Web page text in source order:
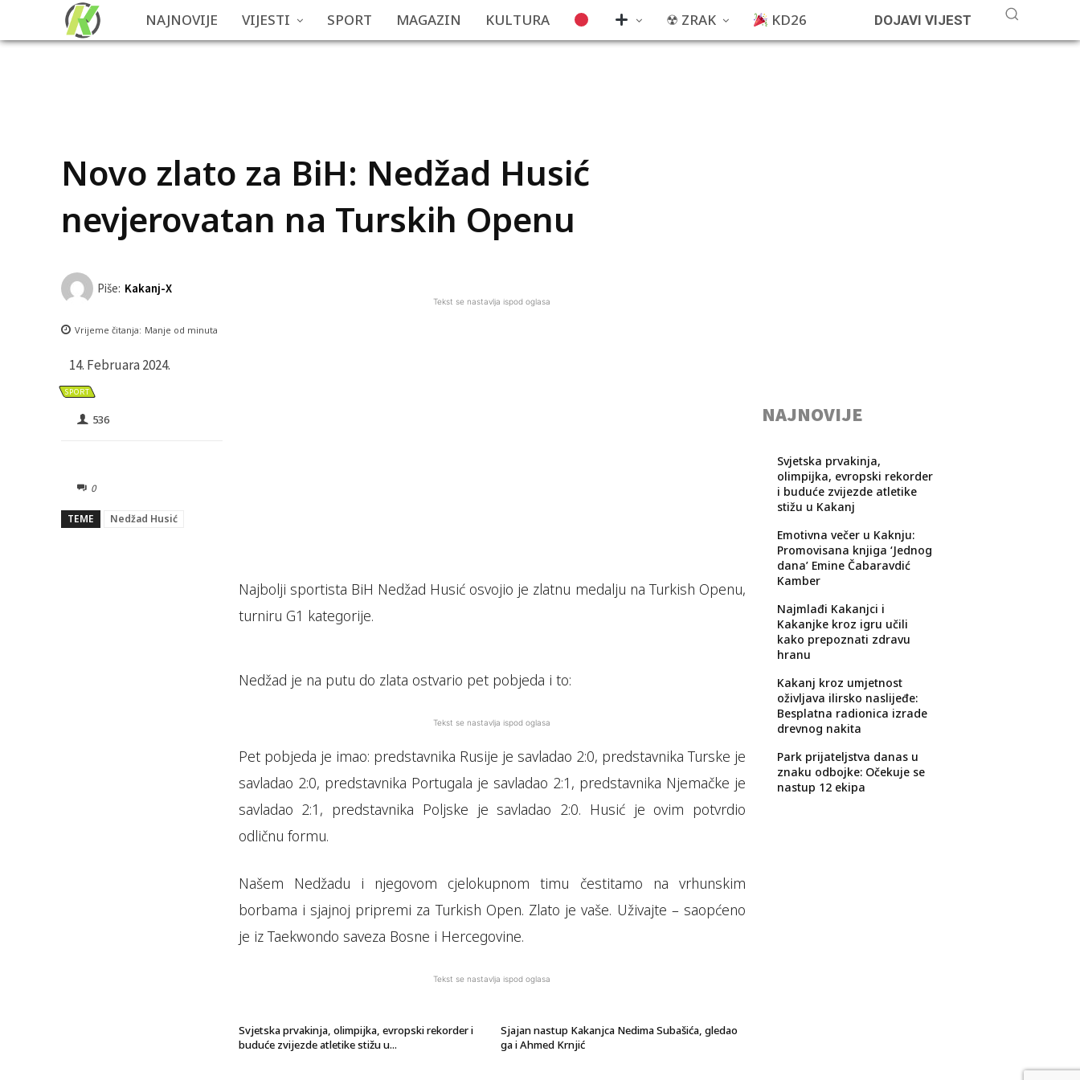
NAJNOVIJE VIJESTI SPORT MAGAZIN KULTURA ☢ ZRAK KD26 DOJAVI VIJEST
Novo zlato za BiH: Nedžad Husić
nevjerovatan na Turskih Openu
Piše: Kakanj-X
Vrijeme čitanja: Manje od minuta
14. Februara 2024.
SPORT
536
0
TEME Nedžad Husić
Tekst se nastavlja ispod oglasa
Najbolji sportista BiH Nedžad Husić osvojio je zlatnu medalju na Turkish Openu,
turniru G1 kategorije.
Nedžad je na putu do zlata ostvario pet pobjeda i to:
Tekst se nastavlja ispod oglasa
Pet pobjeda je imao: predstavnika Rusije je savladao 2:0, predstavnika Turske je
savladao 2:0, predstavnika Portugala je savladao 2:1, predstavnika Njemačke je
savladao 2:1, predstavnika Poljske je savladao 2:0. Husić je ovim potvrdio
odličnu formu.
Našem Nedžadu i njegovom cjelokupnom timu čestitamo na vrhunskim
borbama i sjajnoj pripremi za Turkish Open. Zlato je vaše. Uživajte – saopćeno
je iz Taekwondo saveza Bosne i Hercegovine.
Tekst se nastavlja ispod oglasa
Svjetska prvakinja, olimpijka, evropski rekorder i
buduće zvijezde atletike stižu u...
Sjajan nastup Kakanjca Nedima Subašića, gledao
ga i Ahmed Krnjić
NAJNOVIJE
Svjetska prvakinja,
olimpijka, evropski rekorder
i buduće zvijezde atletike
stižu u Kakanj
Emotivna večer u Kaknju:
Promovisana knjiga ‘Jednog
dana’ Emine Čabaravdić
Kamber
Najmlađi Kakanjci i
Kakanjke kroz igru učili
kako prepoznati zdravu
hranu
Kakanj kroz umjetnost
oživljava ilirsko naslijeđe:
Besplatna radionica izrade
drevnog nakita
Park prijateljstva danas u
znaku odbojke: Očekuje se
nastup 12 ekipa